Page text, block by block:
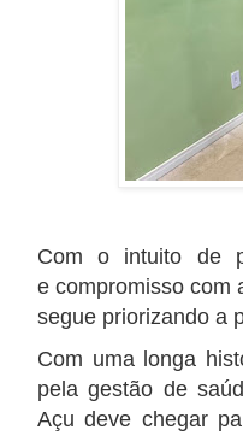
Com o intuito de
e compromisso com
segue priorizando a
Com uma longa
pela gestão de
Açu deve chegar